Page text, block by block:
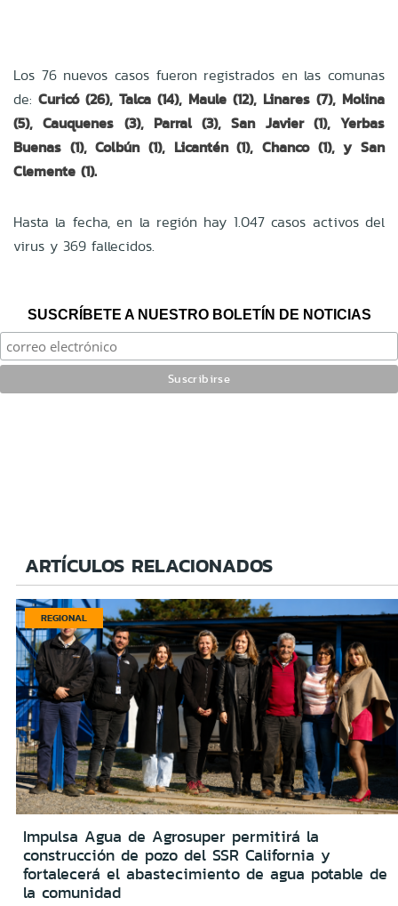
Los 76 nuevos casos fueron registrados en las comunas
de: Curicó (26), Talca (14), Maule (12), Linares (7), Molina
(5), Cauquenes (3), Parral (3), San Javier (1), Yerbas
Buenas (1), Colbún (1), Licantén (1), Chanco (1), y San
Clemente (1).
Hasta la fecha, en la región hay 1.047 casos activos del
virus y 369 fallecidos.
SUSCRÍBETE A NUESTRO BOLETÍN DE NOTICIAS
ARTÍCULOS RELACIONADOS
REGIONAL
Impulsa Agua de Agrosuper permitirá la
construcción de pozo del SSR California y
fortalecerá el abastecimiento de agua potable de
la comunidad